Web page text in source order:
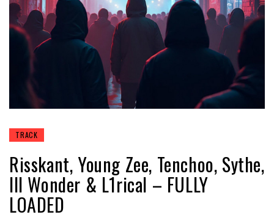
TRACK
Risskant, Young Zee, Tenchoo, Sythe,
Ill Wonder & L1rical – FULLY
LOADED